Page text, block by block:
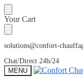
Sauter
à
la
navigation
Skip
to
content
Your Cart
solutions@confort-
Chat/Direct 24h/24
MENU